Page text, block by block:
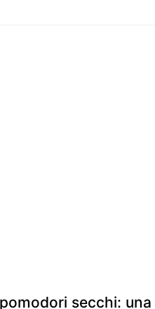
secchi: una